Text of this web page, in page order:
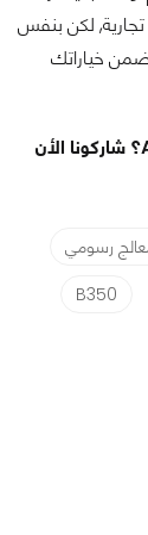
تجارية, لكن بنفس
خياراتك
رسومي
B350